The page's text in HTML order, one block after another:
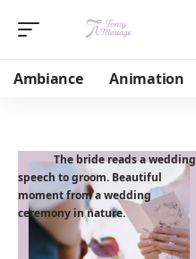
Ambiance Animation
The bride reads a wedding
speech to groom. Beautiful
moment from a wedding
ceremony in nature.